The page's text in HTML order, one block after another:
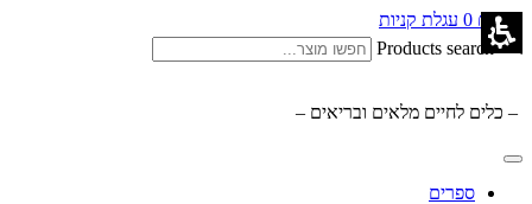
₪ 0.00
0 עגלת קניות
Products search
– כלים לחיים מלאים ובריאים –
ספרים